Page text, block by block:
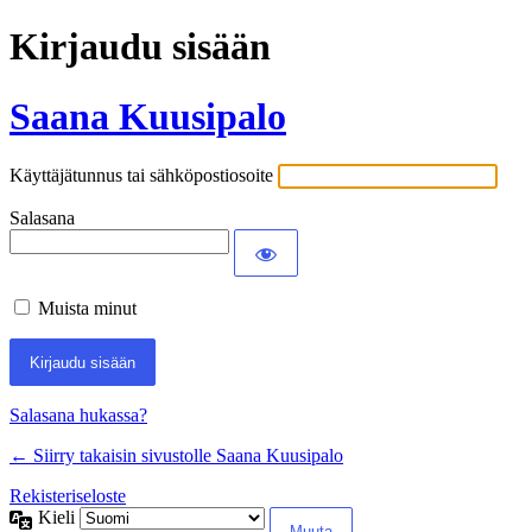
Kirjaudu sisään
Saana Kuusipalo
Käyttäjätunnus tai sähköpostiosoite
Salasana
Muista minut
Salasana hukassa?
← Siirry takaisin sivustolle Saana Kuusipalo
Rekisteriseloste
Kieli